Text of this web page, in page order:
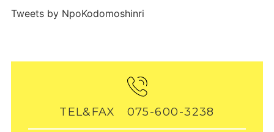
Tweets by NpoKodomoshinri
TEL&FAX 075-600-3238